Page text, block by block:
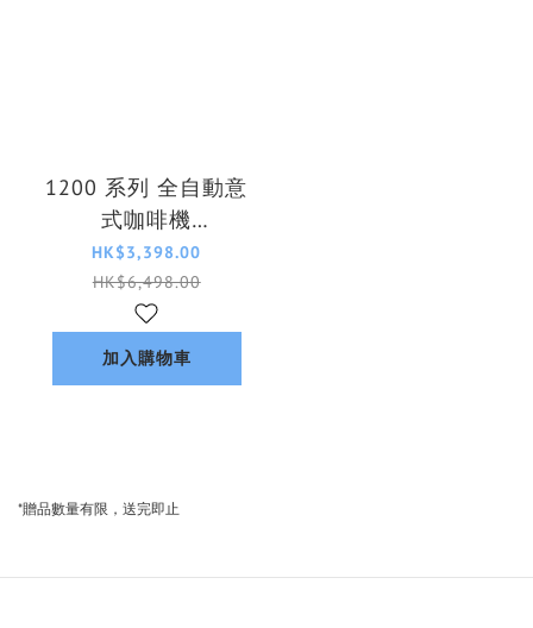
1200 系列 全自動意
式咖啡機
EP1220/00
HK$3,398.00
HK$6,498.00
加入購物車
*贈品數量有限，送完即止